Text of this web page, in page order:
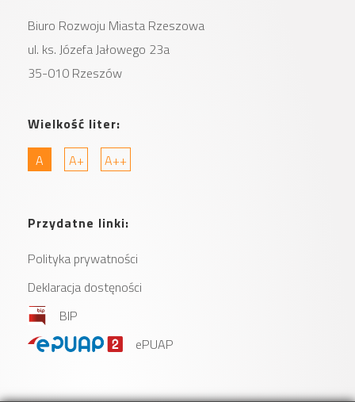
Biuro Rozwoju Miasta Rzeszowa
ul. ks. Józefa Jałowego 23a
35-010 Rzeszów
Wielkość liter:
A
A+ A++
Przydatne linki:
Polityka prywatności
Deklaracja dostęności
BIP
ePUAP